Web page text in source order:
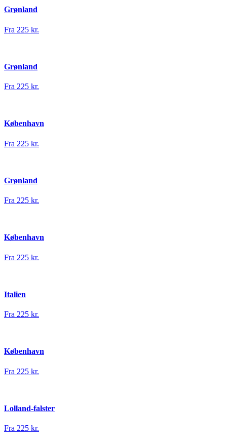
Grønland
Fra 225 kr.
Grønland
Fra 225 kr.
København
Fra 225 kr.
Grønland
Fra 225 kr.
København
Fra 225 kr.
Italien
Fra 225 kr.
København
Fra 225 kr.
Lolland-falster
Fra 225 kr.